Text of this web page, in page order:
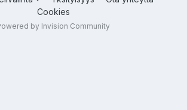
Cookies
by Invision Community